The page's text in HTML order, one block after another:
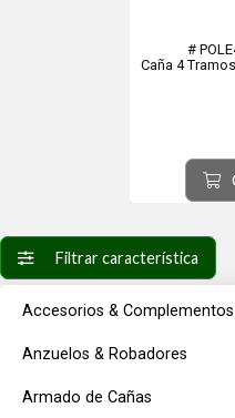
Filtrar característica
Accesorios & Complementos
Anzuelos & Robadores
Armado de Cañas
#
Caña 4